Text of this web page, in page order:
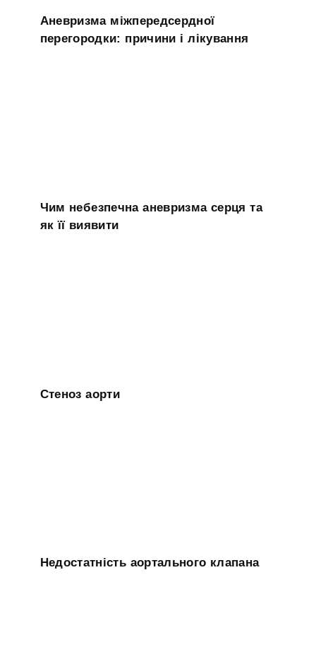
Аневризма міжпередсердної
перегородки: причини і лікування
Чим небезпечна аневризма серця та
як її виявити
Стеноз аорти
Недостатність аортального клапана